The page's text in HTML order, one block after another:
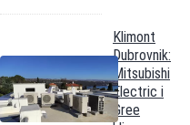
Klimont
Dubrovnik:
Mitsubishi
Electric i
Gree